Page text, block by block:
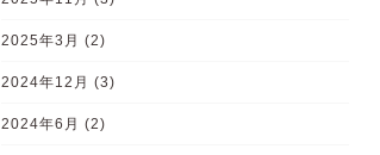
2025年3月 (2)
2024年12月 (3)
2024年6月 (2)